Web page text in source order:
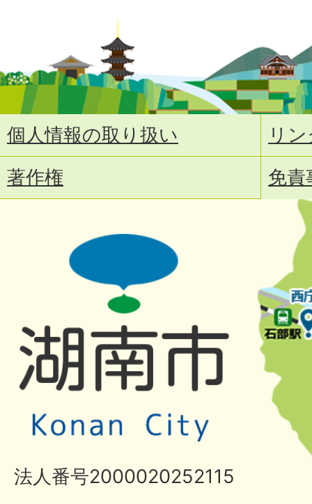
個人情報の取り扱い
リ
著作権
免責
法人番号2000020252115